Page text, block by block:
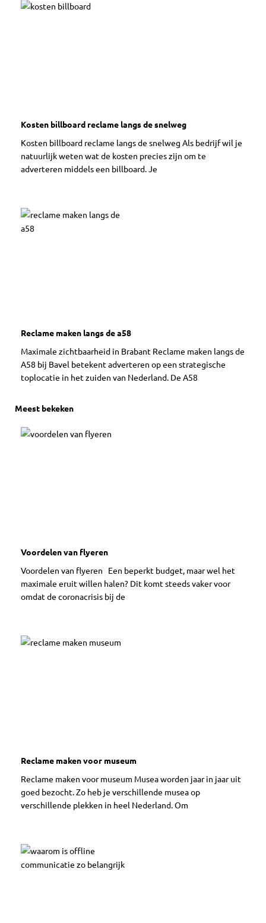
Kosten billboard reclame langs de snelweg
Kosten billboard reclame langs de snelweg Als bedrijf wil je
natuurlijk weten wat de kosten precies zijn om te
adverteren middels een billboard. Je
Reclame maken langs de a58
Maximale zichtbaarheid in Brabant Reclame maken langs de
A58 bij Bavel betekent adverteren op een strategische
toplocatie in het zuiden van Nederland. De A58
Meest bekeken
Voordelen van flyeren
Voordelen van flyeren Een beperkt budget, maar wel het
maximale eruit willen halen? Dit komt steeds vaker voor
omdat de coronacrisis bij de
Reclame maken voor museum
Reclame maken voor museum Musea worden jaar in jaar uit
goed bezocht. Zo heb je verschillende musea op
verschillende plekken in heel Nederland. Om